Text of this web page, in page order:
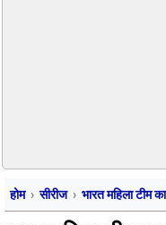
होम सीरीज भारत महिला टीम